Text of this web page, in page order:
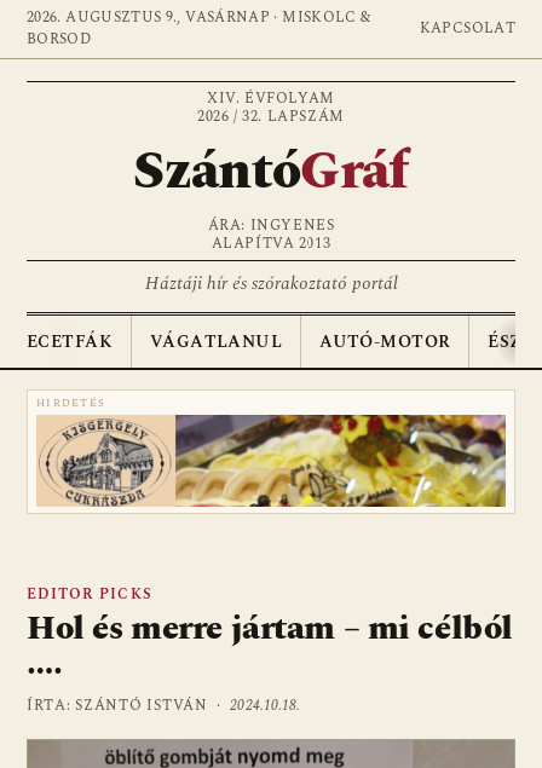
2026. AUGUSZTUS 9., VASÁRNAP · MISKOLC &
BORSOD
KAPCSOLAT
XIV. ÉVFOLYAM
2026 / 32. LAPSZÁM
SzántóGráf
ÁRA: INGYENES
ALAPÍTVA 2013
Háztáji hír és szórakoztató portál
ECETFÁK VÁGATLANUL AUTÓ-MOTOR
HIRDETÉS
EDITOR PICKS
Hol és merre jártam – mi célból
….
ÍRTA: SZÁNTÓ ISTVÁN ·2024.10.18.